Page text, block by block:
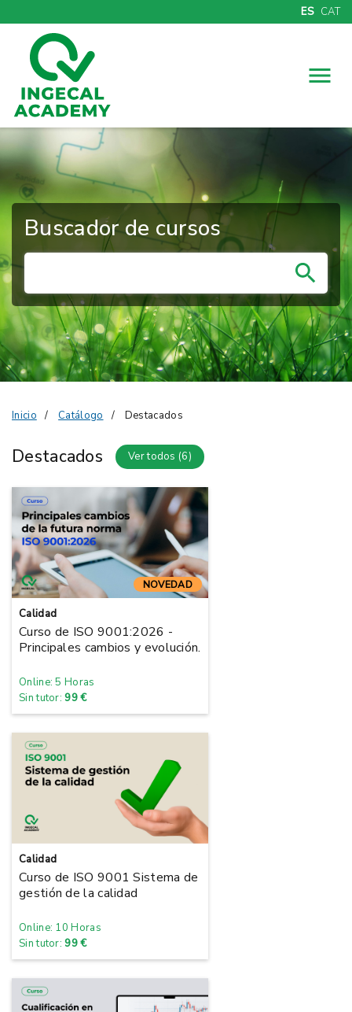
ES CAT
Menú
Buscador de cursos
Inicio Catálogo Destacados
Destacados Ver todos (6)
NOVEDAD
Calidad
Curso de ISO 9001:2026 -
Principales cambios y evolución.
Online: 5 Horas
Sin tutor:99 €
Calidad
Curso de ISO 9001 Sistema de
gestión de la calidad
Online: 10 Horas
Sin tutor:99 €